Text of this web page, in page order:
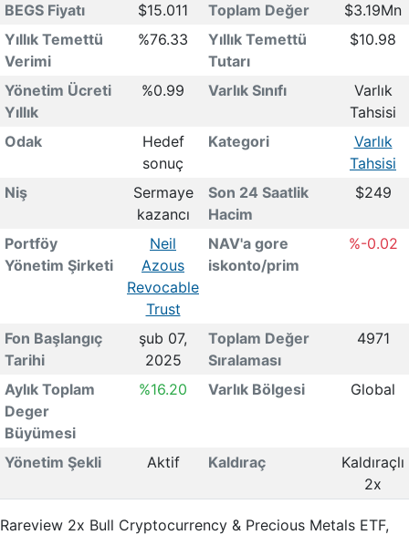
BEGS Fiyatı $15.011 Toplam Değer
$3.19Mn
Yıllık Temettü
Verimi
%76.33
Yıllık Temettü
Tutarı
$10.98
Yönetim Ücreti
Yıllık
%0.99 Varlık Sınıfı
Varlık
Tahsisi
Odak
Hedef
sonuç
Kategori
Varlık
Tahsisi
Niş
Sermaye
kazancı
Son 24 Saatlik
Hacim
$249
Portföy
Yönetim Şirketi
Neil
Azous
Revocable
Trust
NAV'a gore
iskonto/prim
%-0.02
Fon Başlangıç
Tarihi
şub 07,
2025
Toplam Değer
Sıralaması
4971
Aylık Toplam
Deger
Büyümesi
%16.20 Varlık Bölgesi Global
Yönetim Şekli Aktif Kaldıraç
Kaldıraçlı
2x
Rareview 2x Bull Cryptocurrency & Precious Metals ETF,